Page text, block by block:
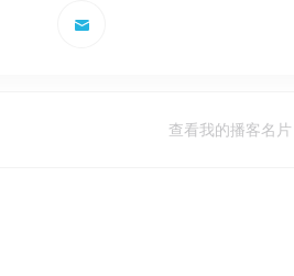
查看我的播客名片